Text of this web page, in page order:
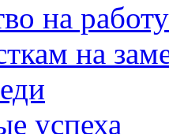
на работу
на
успеха